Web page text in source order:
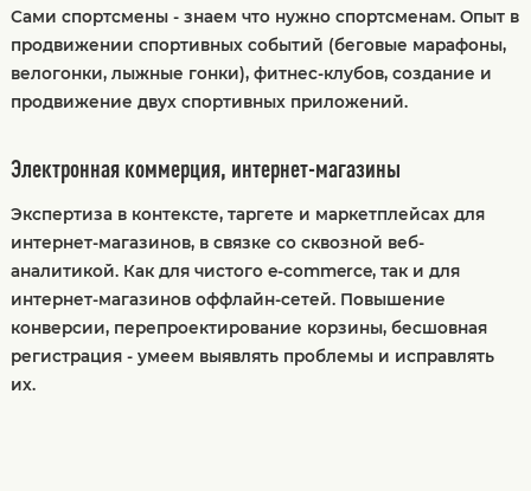
Сами спортсмены - знаем что нужно спортсменам. Опыт в
продвижении спортивных событий (беговые марафоны,
велогонки, лыжные гонки), фитнес-клубов, создание и
продвижение двух спортивных приложений.
Электронная коммерция, интернет-магазины
Экспертиза в контексте, таргете и маркетплейсах для
интернет-магазинов, в связке со сквозной веб-
аналитикой. Как для чистого e-commerce, так и для
интернет-магазинов оффлайн-сетей. Повышение
конверсии, перепроектирование корзины, бесшовная
регистрация - умеем выявлять проблемы и исправлять
их.